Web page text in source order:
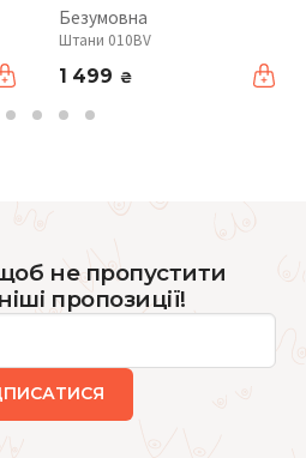
Безумовна
Штани 010BV
1 499 ₴
не пропустити
пропозиції!